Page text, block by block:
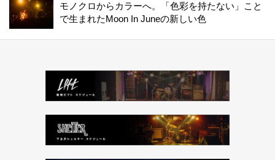
モノクロからカラーへ。「色彩を持たない」こと
で生まれたMoon In Juneの新しい色